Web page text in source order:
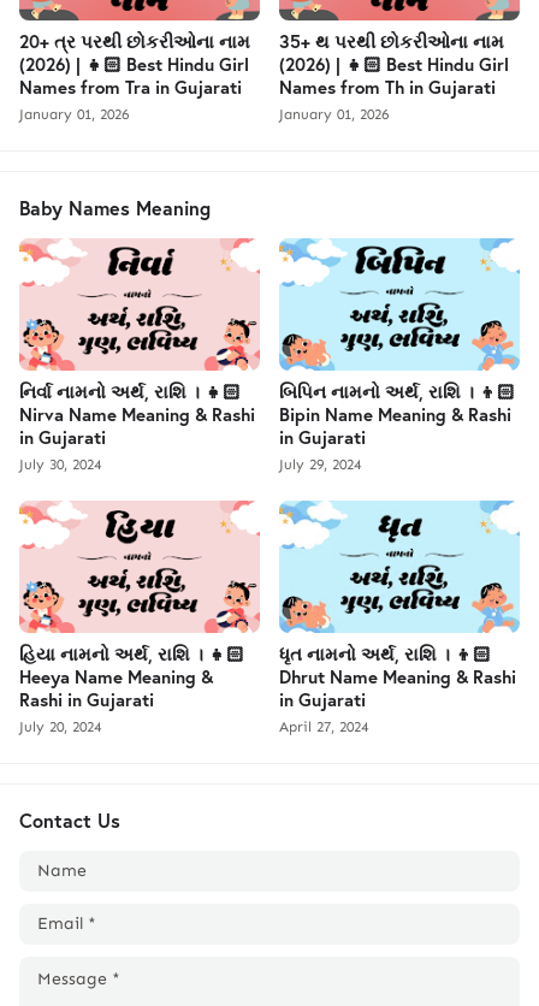
20+ ત્ર પરથી છોકરીઓના નામ
(2026) | 👧🏻 Best Hindu Girl
Names from Tra in Gujarati
January 01, 2026
35+ થ પરથી છોકરીઓના નામ
(2026) | 👧🏻 Best Hindu Girl
Names from Th in Gujarati
January 01, 2026
Baby Names Meaning
નિર્વા નામનો અર્થ, રાશિ । 👧🏻
Nirva Name Meaning & Rashi
in Gujarati
July 30, 2024
બિપિન નામનો અર્થ, રાશિ । 👦🏻
Bipin Name Meaning & Rashi
in Gujarati
July 29, 2024
હિયા નામનો અર્થ, રાશિ । 👧🏻
Heeya Name Meaning &
Rashi in Gujarati
July 20, 2024
ધૃત નામનો અર્થ, રાશિ । 👦🏻
Dhrut Name Meaning & Rashi
in Gujarati
April 27, 2024
Contact Us